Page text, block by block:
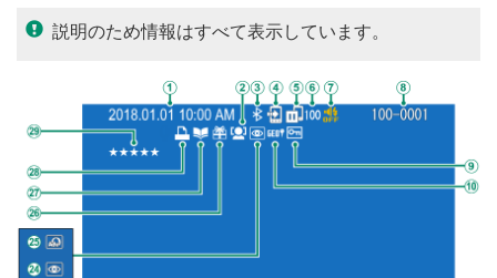
説明のため情報はすべて表示しています。